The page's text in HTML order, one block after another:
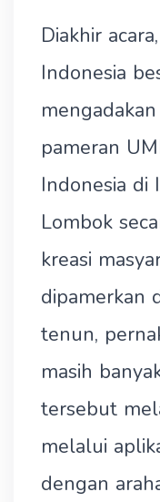
Diakhir
Indonesia
pameran
Indonesia di
Lombok
kreasi
dipamerkan
tenun,
masih
tersebut
melalui
dengan